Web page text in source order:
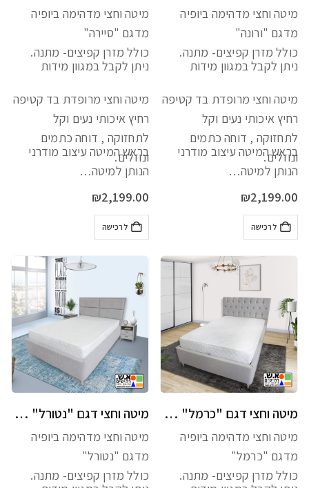
מיטה וחצי מדהימה ביופיה
מדגם "ורונה"
כולל מזרן קפיצים- מתנה.
ניתן לקבל במגוון מידות
מיטה וחצי מרופדת בד קטיפה
רחיץ איכותי נעים וקל
לתחזוקה , דוחה כתמים
ונוזלים.
בראש המיטה עיצוב מודרני
הנותן למיטה…
₪2,199.00
לרכישה
מיטה וחצי מדהימה ביופיה
מדגם "סיירה"
כולל מזרן קפיצים- מתנה.
ניתן לקבל במגוון מידות
מיטה וחצי מרופדת בד קטיפה
רחיץ איכותי נעים וקל
לתחזוקה , דוחה כתמים
ונוזלים.
בראש המיטה עיצוב מודרני
הנותן למיטה…
₪2,199.00
לרכישה
מיטה וחצי דגם "כרמל" כולל מזרן מתנה
מיטה וחצי מדהימה ביופיה
מדגם "כרמל"
כולל מזרן קפיצים- מתנה.
מיטה וחצי דגם "נטורל" כולל מזרן מתנה
מיטה וחצי מדהימה ביופיה
מדגם "נטורל"
כולל מזרן קפיצים- מתנה.